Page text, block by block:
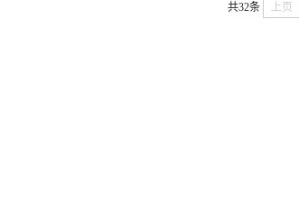
共32条 上页